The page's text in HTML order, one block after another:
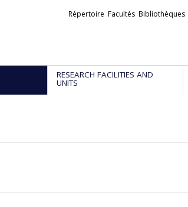
Liens
Répertoire Facultés Bibliothèques
RESEARCH FACILITIES AND
UNITS